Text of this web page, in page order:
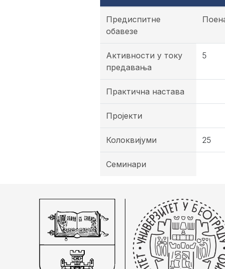
Предиспитне
обавезе
Активности у току
предавања
5
Практична настава
Пројекти
Колоквијуми 25
Семинари